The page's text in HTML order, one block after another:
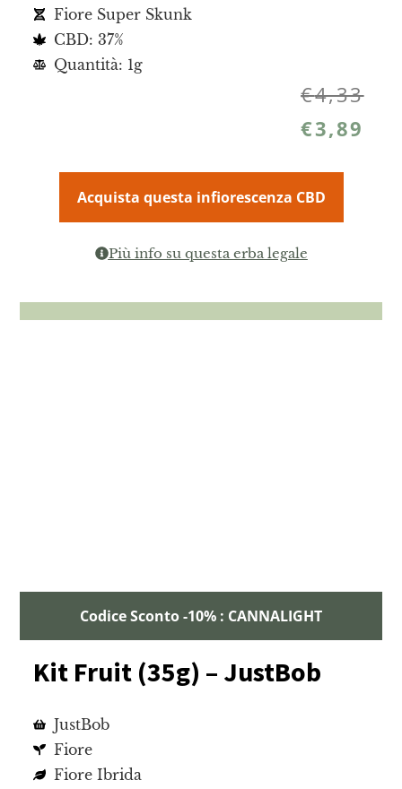
Fiore Super Skunk
CBD: 37%
Quantità: 1g
€4,33
€3,89
Acquista questa infiorescenza CBD
Più info su questa erba legale
Codice Sconto -10% : CANNALIGHT
Kit Fruit (35g) – JustBob
JustBob
Fiore
Fiore Ibrida